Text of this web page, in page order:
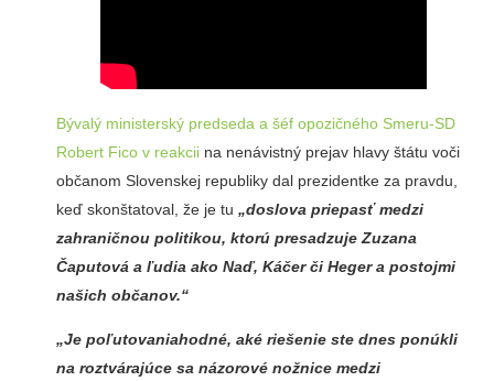
Bývalý ministerský predseda a šéf opozičného Smeru-SD
Robert Fico v reakciina nenávistný prejav hlavy štátu voči
občanom Slovenskej republiky dal prezidentke za pravdu,
keď skonštatoval, že je tu „doslova priepasť medzi
zahraničnou politikou, ktorú presadzuje Zuzana
Čaputová a ľudia ako Naď, Káčer či Heger a postojmi
našich občanov.“
„Je poľutovaniahodné, aké riešenie ste dnes ponúkli
na roztvárajúce sa názorové nožnice medzi